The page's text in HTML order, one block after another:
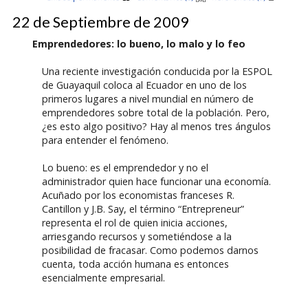
22 de Septiembre de 2009
Emprendedores: lo bueno, lo malo y lo feo
Una reciente investigación conducida por la ESPOL
de Guayaquil coloca al Ecuador en uno de los
primeros lugares a nivel mundial en número de
emprendedores sobre total de la población. Pero,
¿es esto algo positivo? Hay al menos tres ángulos
para entender el fenómeno.
Lo bueno: es el emprendedor y no el
administrador quien hace funcionar una economía.
Acuñado por los economistas franceses R.
Cantillon y J.B. Say, el término “Entrepreneur”
representa el rol de quien inicia acciones,
arriesgando recursos y sometiéndose a la
posibilidad de fracasar. Como podemos darnos
cuenta, toda acción humana es entonces
esencialmente empresarial.